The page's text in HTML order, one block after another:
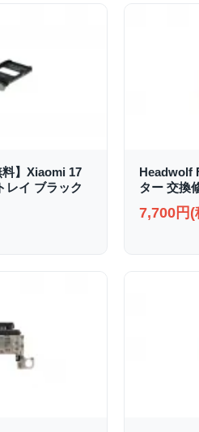
料】Xiaomi 17
レイ ブラック
Headwolf
ター 交換
7,700円(